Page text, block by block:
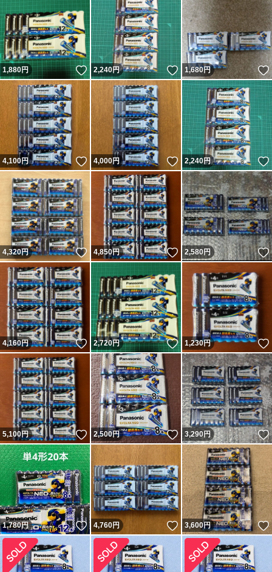
1,880円 いいね！
2,240円 いいね！
1,680円
4,100円 いいね！
4,000円 いいね！
2,240円
4,320円 いいね！
4,850円 いいね！
2,580円
4,160円 いいね！
2,720円 いいね！
1,230円
5,100円 いいね！
2,500円 いいね！
3,290円
1,780円 いいね！
4,760円 いいね！
3,600円